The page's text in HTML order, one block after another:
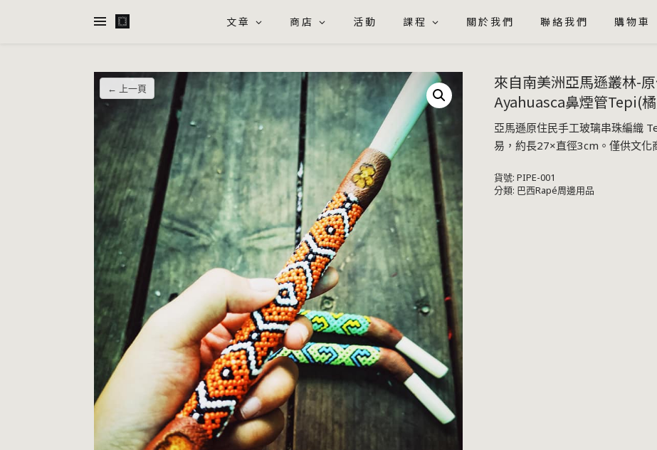
文章 商店 活動 課程 關於我們 聯絡我們 購物車
← 上一頁
來自南美洲亞馬遜叢林-
Ayahuasca鼻煙管Tepi(橘
亞馬遜原住民手工玻璃串珠編織
易，約長27×直徑3cm。僅供文化
貨號: PIPE-001
分類: 巴西Rapé周邊用品